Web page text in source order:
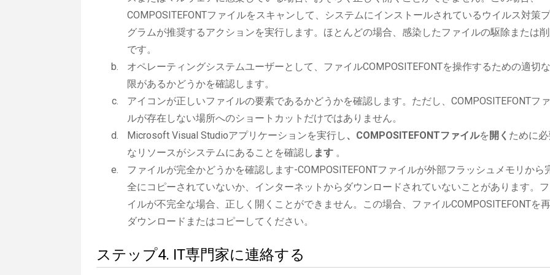
COMPOSITEFONTファイルをスキャンして、システムにインストールされているウイルス対策
グラムが推奨するアクションを実行します。ほとんどの場合、感染したファイルの駆除または
です。
オペレーティングシステムユーザーとして、ファイルCOMPOSITEFONTを操作するための適切
限があるかどうかを確認します。
アイコンが正しいファイルの要素であるかどうかを確認します。ただし、COMPOSITEFONTフ
ルが存在しない場所へのショートカットだけではありません。
Microsoft Visual Studioアプリケーションを実行し、COMPOSITEFONTファイルを 開く ために
なリソースがシステムにあることを確認し ます 。
ファイルが完全かどうかを確認します-COMPOSITEFONTファイルが外部フラッシュメモリから
全にコピーされていないか、インターネットからダウンロードされていないことがあります。
イルが不完全な場合、正しく開くことができません。この場合、ファイルCOMPOSITEFONTを
ダウンロードまたはコピーしてください。
ステップ4. IT専門家に連絡する